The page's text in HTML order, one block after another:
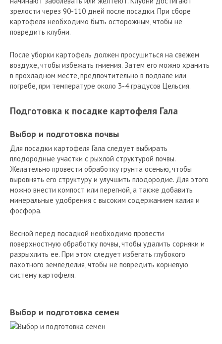
зрелости через 90-110 дней после посадки. При сборе
картофеля необходимо быть осторожным, чтобы не
повредить клубни.
После уборки картофель должен просушиться на свежем
воздухе, чтобы избежать гниения. Затем его можно хранить
в прохладном месте, предпочтительно в подвале или
погребе, при температуре около 3-4 градусов Цельсия.
Подготовка к посадке картофеля Гала
Выбор и подготовка почвы
Для посадки картофеля Гала следует выбирать
плодородные участки с рыхлой структурой почвы.
Желательно провести обработку грунта осенью, чтобы
выровнять его структуру и улучшить плодородие. Для этого
можно внести компост или перегной, а также добавить
минеральные удобрения с высоким содержанием калия и
фосфора.
Весной перед посадкой необходимо провести
поверхностную обработку почвы, чтобы удалить сорняки и
разрыхлить ее. При этом следует избегать глубокого
пахотного земледелия, чтобы не повредить корневую
систему картофеля.
Выбор и подготовка семен